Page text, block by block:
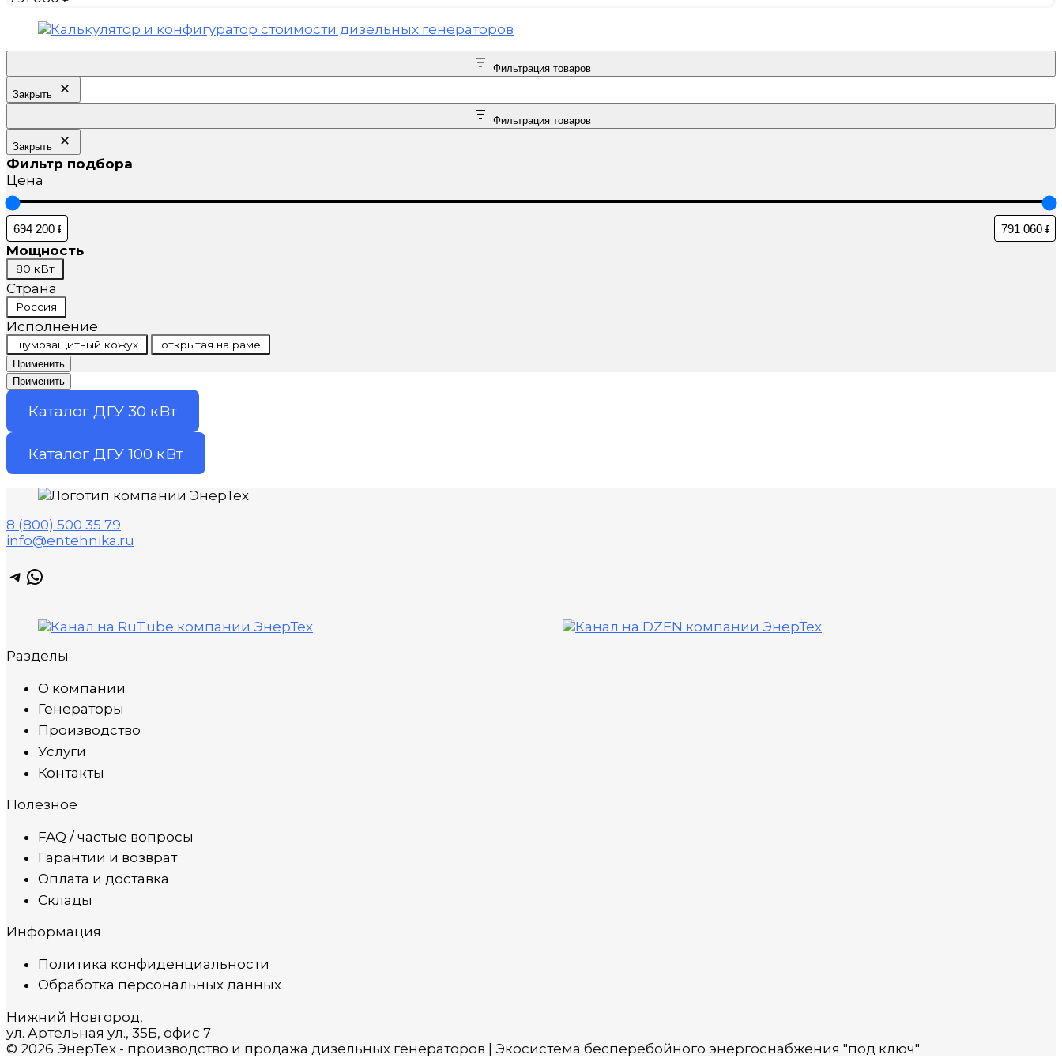
Фильтрация товаров
Закрыть
Фильтрация товаров
Закрыть
Фильтр подбора
Цена
Мощность
Мощность
80 кВт
Страна
Страна
Россия
Исполнение
Исполнение
шумозащитный кожух открытая на раме
Применить
Применить
Каталог ДГУ 30 кВт
Каталог ДГУ 100 кВт
8 (800) 500 35 79
info@entehnika.ru
Telegram
WhatsApp
Разделы
О компании
Генераторы
Производство
Услуги
Контакты
Полезное
FAQ / частые вопросы
Гарантии и возврат
Оплата и доставка
Склады
Информация
Политика конфиденциальности
Обработка персональных данных
Нижний Новгород,
ул. Артельная ул., 35Б, офис 7
© 2026 ЭнерТех - производство и продажа дизельных генераторов | Экосистема бесперебойного энергоснабжения "под ключ"